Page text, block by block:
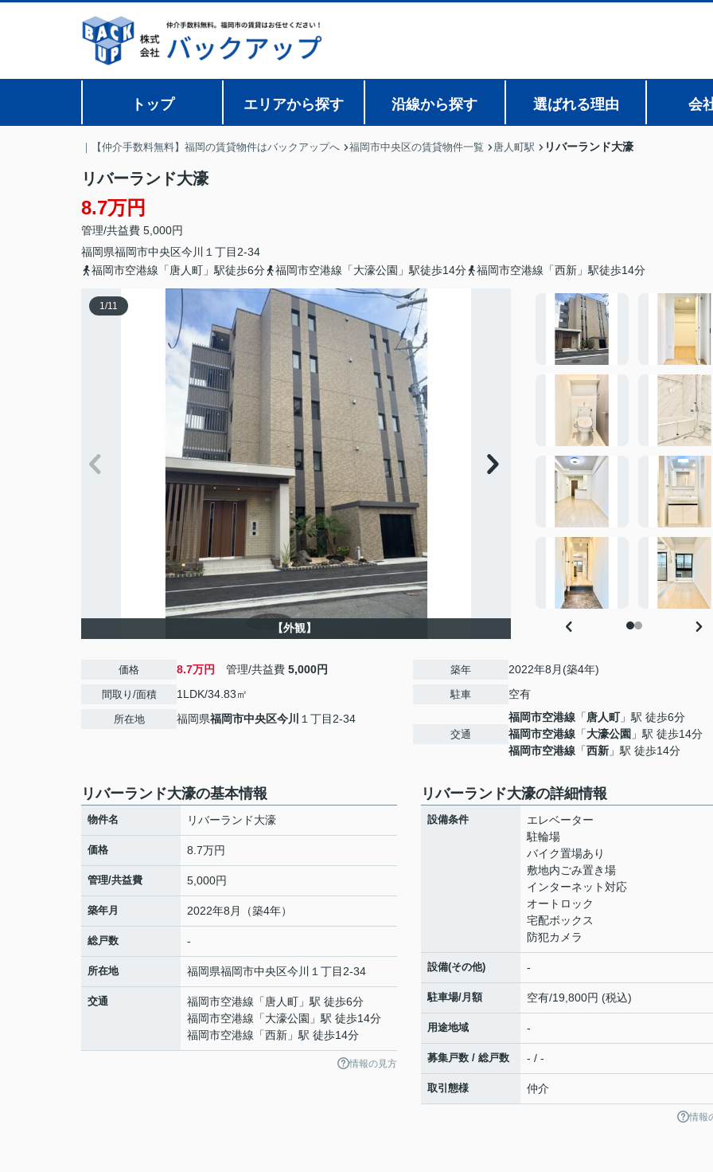
トップ エリアから探す 沿線から探す 選ばれる理由 会
｜【仲介手数料無料】福岡の賃貸物件はバックアップへ 福岡市中央区の賃貸物件一覧 唐人町駅 リバーランド大濠
リバーランド大濠
8.7万円
管理/共益費 5,000円
福岡県福岡市中央区今川
１丁目2-34
福岡市空港線「唐人町」駅徒歩6分
福岡市空港線「大濠公園」駅徒歩14分 福岡市空港線「西新」駅徒歩14分
1/11
【外観】
価格 8.7万円 管理/共益費 5,000円
間取り/面積 1LDK/34.83㎡
所在地 福岡県福岡市中央区今川 １丁目2-34
築年 2022年8月(築4年)
駐車 空有
交通
福岡市空港線 「唐人町」駅 徒歩6分
福岡市空港線 「大濠公園 」駅 徒歩14分
福岡市空港線 「西新 」駅 徒歩14分
リバーランド大濠の基本情報
物件名 リバーランド大濠
価格 8.7万円
管理/共益費 5,000円
築年月 2022年8月（築4年）
総戸数 -
所在地 福岡県福岡市中央区今川 １丁目2-34
交通 福岡市空港線 「 唐人町 」駅 徒歩6分
福岡市空港線 「大濠公園 」駅 徒歩14分
福岡市空港線 「西新 」駅 徒歩14分
情報の見方
リバーランド大濠の詳細情報
設備条件
エレベーター
駐輪場
バイク置場あり
敷地内ごみ置き場
インターネット対応
オートロック
宅配ボックス
防犯カメラ
設備(その他) -
駐車場/月額 空有/19,800円 (税込)
用途地域 -
募集戸数 / 総戸数 - / -
取引態様 仲介
情報